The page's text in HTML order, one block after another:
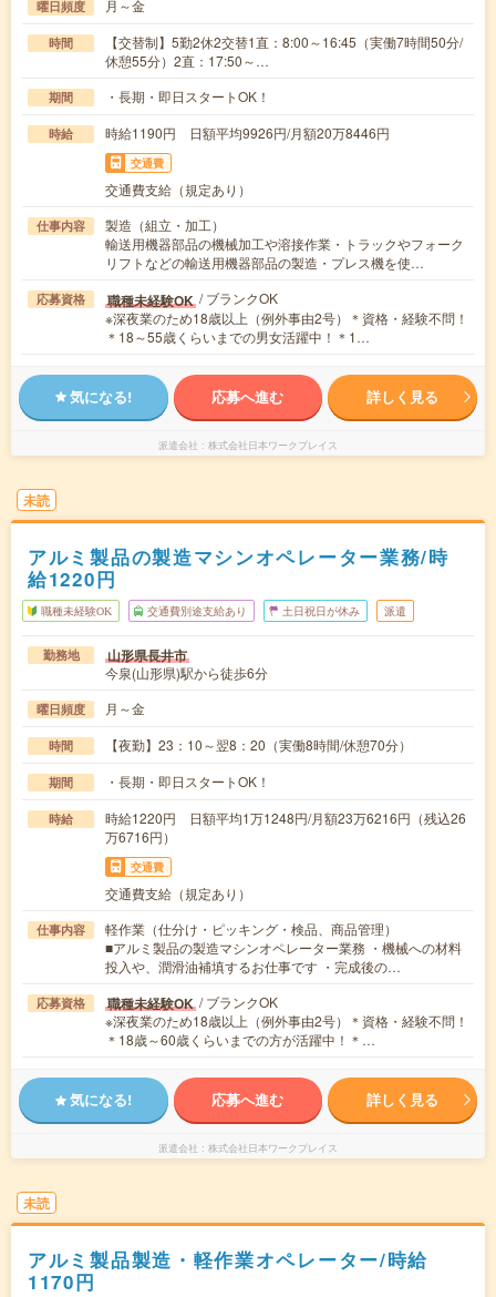
曜日頻度 月～金
時間
【交替制】5勤2休2交替1直：8:00～16:45（実働7時間50分/
休憩55分）2直：17:50～…
期間 ・長期・即日スタートOK！
時給 時給1190円 日額平均9926円/月額20万8446円
交通費
交通費支給（規定あり）
仕事内容
製造（組立・加工）
輸送用機器部品の機械加工や溶接作業・トラックやフォーク
リフトなどの輸送用機器部品の製造・プレス機を使…
応募資格 職種未経験OK / ブランクOK
※深夜業のため18歳以上（例外事由2号）＊資格・経験不問！
＊18～55歳くらいまでの男女活躍中！＊1…
気になる! 応募へ進む 詳しく見る
派遣会社 株式会社日本ワークプレイス
未読
アルミ製品の製造マシンオペレーター業務/時
給1220円
職種未経験OK 交通費別途支給あり 土日祝日が休み 派遣
勤務地 山形県長井市
今泉(山形県)駅から徒歩6分
曜日頻度 月～金
時間 【夜勤】23：10～翌8：20（実働8時間/休憩70分）
期間 ・長期・即日スタートOK！
時給
時給1220円 日額平均1万1248円/月額23万6216円（残込26
万6716円）
交通費
交通費支給（規定あり）
仕事内容
軽作業（仕分け・ピッキング・検品、商品管理）
■アルミ製品の製造マシンオペレーター業務 ・機械への材料
投入や、潤滑油補填するお仕事です ・完成後の…
応募資格 職種未経験OK / ブランクOK
※深夜業のため18歳以上（例外事由2号）＊資格・経験不問！
＊18歳～60歳くらいまでの方が活躍中！＊…
気になる! 応募へ進む 詳しく見る
派遣会社 株式会社日本ワークプレイス
未読
アルミ製品製造・軽作業オペレーター/時給
1170円